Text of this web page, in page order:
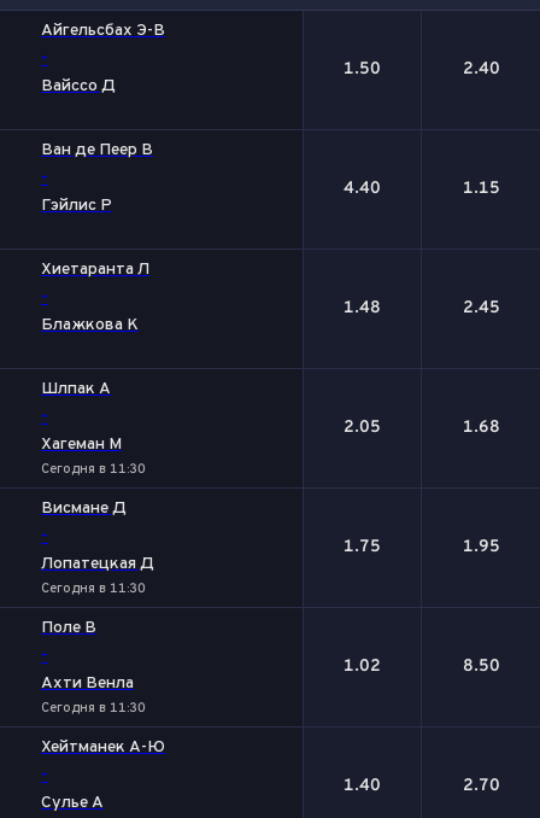
Айгельсбах Э-В
-
Вайссо Д
1.50 2.40
Ван де Пеер В
-
Гэйлис Р
4.40 1.15
Хиетаранта Л
-
Блажкова К
1.48 2.45
Шлпак А
-
Хагеман М
Сегодня в 11:30
2.05 1.68
Висмане Д
-
Лопатецкая Д
Сегодня в 11:30
1.75 1.95
Поле В
-
Ахти Венла
Сегодня в 11:30
1.02 8.50
Хейтманек А-Ю
-
Сулье А
1.40 2.70